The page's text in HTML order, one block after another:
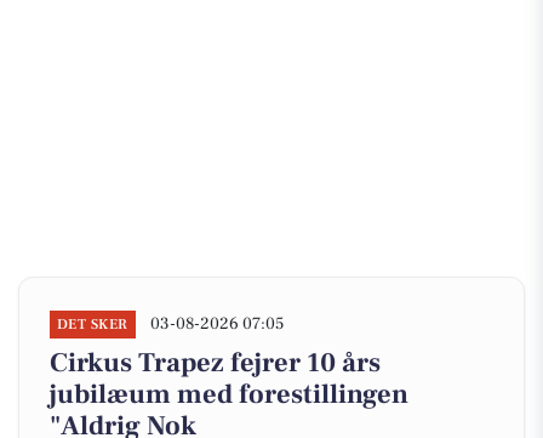
DET SKER 03-08-2026 07:05
Cirkus Trapez fejrer 10 års
jubilæum med forestillingen
"Aldrig Nok